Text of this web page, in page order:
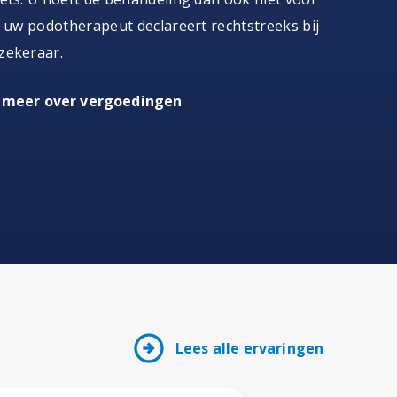
uw podotherapeut declareert rechtstreeks bij
meer over vergoedingen
arrow_circle_right Lees alle ervaringen